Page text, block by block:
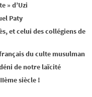
» d’Uzi
Paty
et celui des collégiens de
du culte musulman
de notre laïcité
siècle !